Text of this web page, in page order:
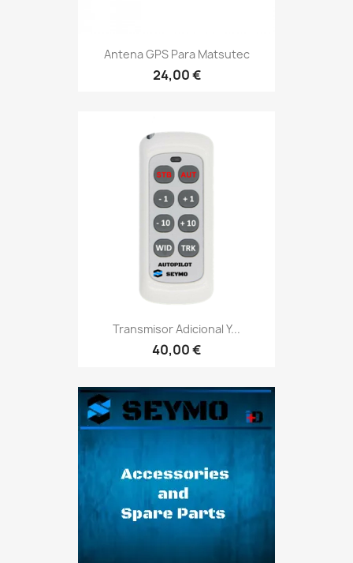
Antena GPS Para Matsutec
24,00 €
Transmisor Adicional Y...
40,00 €